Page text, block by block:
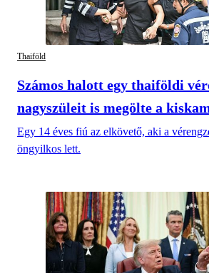
Thaiföld
Számos halott egy thaiföldi
nagyszüleit is megölte a
Egy 14 éves fiú az elkövető, aki a
öngyilkos lett.